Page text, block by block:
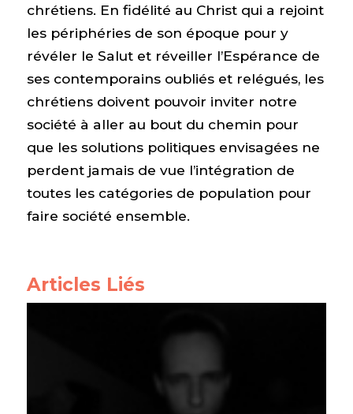
chrétiens. En fidélité au Christ qui a rejoint
les périphéries de son époque pour y
révéler le Salut et réveiller l’Espérance de
ses contemporains oubliés et relégués, les
chrétiens doivent pouvoir inviter notre
société à aller au bout du chemin pour
que les solutions politiques envisagées ne
perdent jamais de vue l’intégration de
toutes les catégories de population pour
faire société ensemble.
Articles Liés